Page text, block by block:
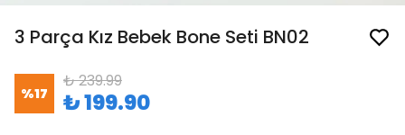
3 Parça Kız Bebek Bone Seti BN02
%17
₺ 239.99
₺ 199.90